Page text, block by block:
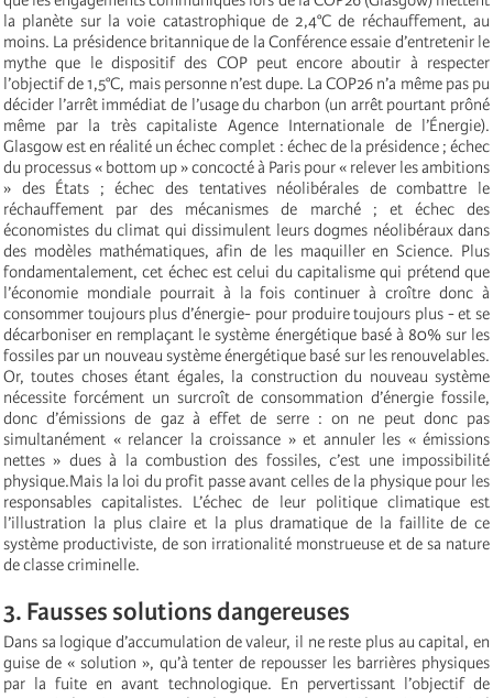
la planète sur la voie catastrophique de 2,4°C de réchauffement, au
moins. La présidence britannique de la Conférence essaie d’entretenir le
mythe que le dispositif des COP peut encore aboutir à respecter
l’objectif de 1,5°C, mais personne n’est dupe. La COP26 n’a même pas pu
décider l’arrêt immédiat de l’usage du charbon (un arrêt pourtant prôné
même par la très capitaliste Agence Internationale de l’Énergie).
Glasgow est en réalité un échec complet : échec de la présidence ; échec
du processus « bottom up » concocté à Paris pour « relever les ambitions
» des États ; échec des tentatives néolibérales de combattre le
réchauffement par des mécanismes de marché ; et échec des
économistes du climat qui dissimulent leurs dogmes néolibéraux dans
des modèles mathématiques, afin de les maquiller en Science. Plus
fondamentalement, cet échec est celui du capitalisme qui prétend que
l’économie mondiale pourrait à la fois continuer à croître donc à
consommer toujours plus d’énergie- pour produire toujours plus - et se
décarboniser en remplaçant le système énergétique basé à 80% sur les
fossiles par un nouveau système énergétique basé sur les renouvelables.
Or, toutes choses étant égales, la construction du nouveau système
nécessite forcément un surcroît de consommation d’énergie fossile,
donc d’émissions de gaz à effet de serre : on ne peut donc pas
simultanément « relancer la croissance » et annuler les « émissions
nettes » dues à la combustion des fossiles, c’est une impossibilité
physique.Mais la loi du profit passe avant celles de la physique pour les
responsables capitalistes. L’échec de leur politique climatique est
l’illustration la plus claire et la plus dramatique de la faillite de ce
système productiviste, de son irrationalité monstrueuse et de sa nature
de classe criminelle.
3. Fausses solutions dangereuses
Dans sa logique d’accumulation de valeur, il ne reste plus au capital, en
guise de « solution », qu’à tenter de repousser les barrières physiques
par la fuite en avant technologique. En pervertissant l’objectif de